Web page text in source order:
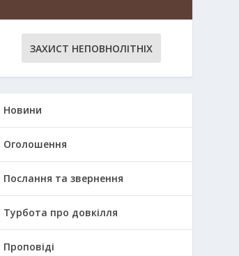
ЗАХИСТ НЕПОВНОЛІТНІХ
Новини
Оголошення
Послання та звернення
Турбота про довкілля
Проповіді